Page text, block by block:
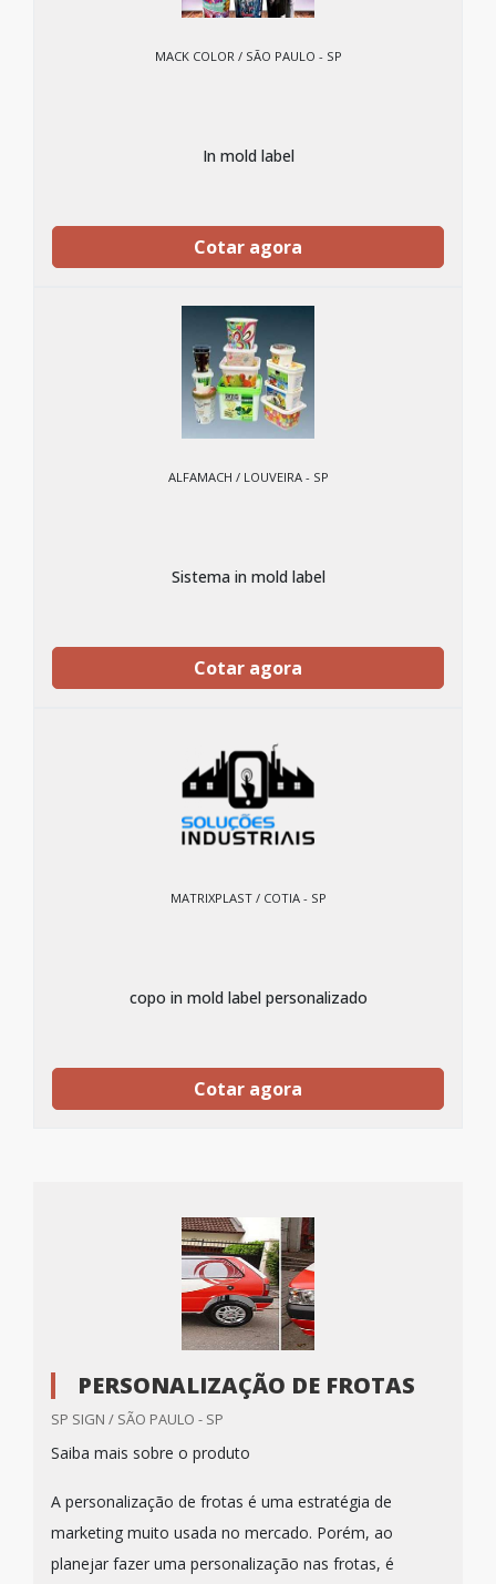
MACK COLOR / SÃO PAULO - SP
In mold label
Cotar agora
ALFAMACH / LOUVEIRA - SP
Sistema in mold label
Cotar agora
MATRIXPLAST / COTIA - SP
copo in mold label personalizado
Cotar agora
PERSONALIZAÇÃO DE FROTAS
SP SIGN / SÃO PAULO - SP
Saiba mais sobre o produto
A personalização de frotas é uma estratégia de
marketing muito usada no mercado. Porém, ao
planejar fazer uma personalização nas frotas, é